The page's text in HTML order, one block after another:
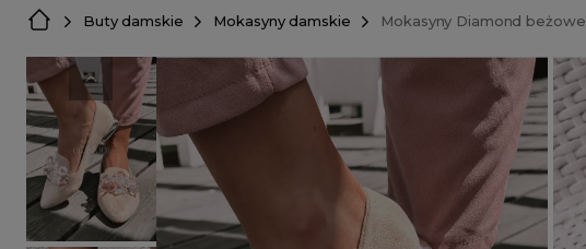
Buty damskie Mokasyny damskie Mokasyny Diamond beżowe